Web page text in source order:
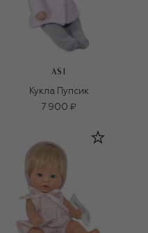
ASI
Кукла Пупсик
7 900 ₽